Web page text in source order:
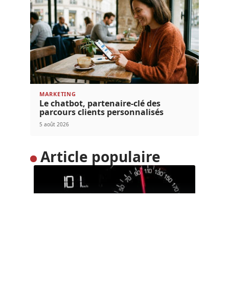
MARKETING
Le chatbot, partenaire-clé des
parcours clients personnalisés
5 août 2026
Article populaire
MARKETING